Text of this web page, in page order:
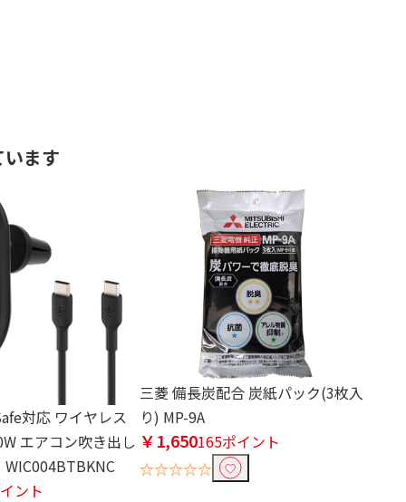
ます
対応 ワイヤレス
エアコン吹き出し
ント
三菱 備長炭配合 炭紙パック(3枚入
り) MP-9A
￥1,650165ポイント
☆☆☆☆☆